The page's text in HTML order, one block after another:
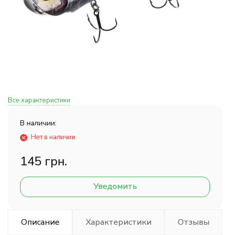
Все характеристики
В наличии:
Нет в наличии
145 грн.
Уведомить
Описание Характеристики Отзывы